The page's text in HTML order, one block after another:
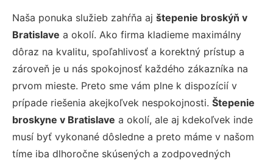
Naša ponuka služieb zahŕňa aj štepenie broskýň v
Bratislave a okolí. Ako firma kladieme maximálny
dôraz na kvalitu, spoľahlivosť a korektný prístup a
zároveň je u nás spokojnosť každého zákazníka na
prvom mieste. Preto sme vám plne k dispozícií v
prípade riešenia akejkoľvek nespokojnosti. Štepenie
broskyne v Bratislave a okolí, ale aj kdekoľvek inde
musí byť vykonané dôsledne a preto máme v našom
tíme iba dlhoročne skúsených a zodpovedných